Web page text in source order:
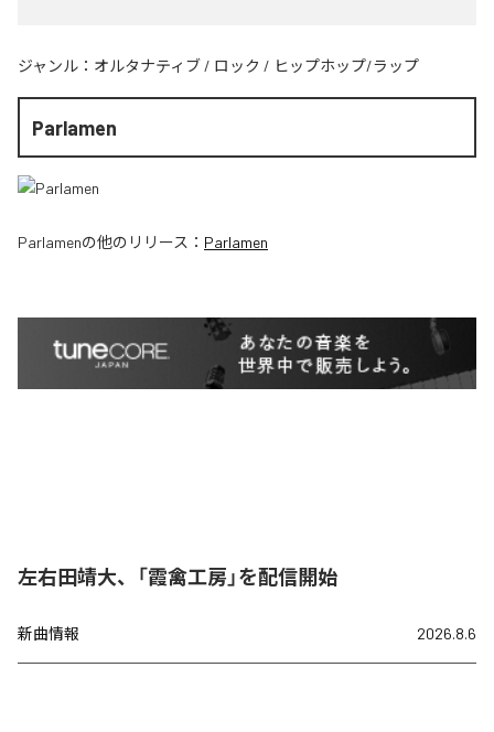
ジャンル： オルタナティブ / ロック / ヒップホップ/ラップ
Parlamen
Parlamenの他のリリース： Parlamen
左右田靖大、「霞禽工房」を配信開始
新曲情報 2026.8.6